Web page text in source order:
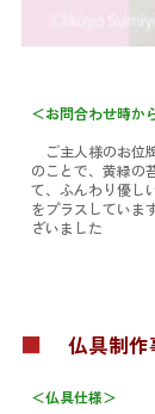
＜お問合わせ時か
ご主人様のお位
のことで、黄緑の
て、ふんわり優し
をプラスしていま
ざいました
■ 仏具制作
＜仏具仕様＞